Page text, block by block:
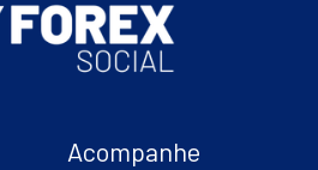
Acompanhe